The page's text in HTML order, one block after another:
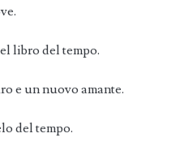
libro del tempo.
e un nuovo amante.
del tempo.